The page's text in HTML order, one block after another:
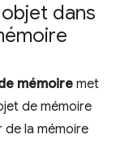
dans
mémoire met
de mémoire
de la mémoire